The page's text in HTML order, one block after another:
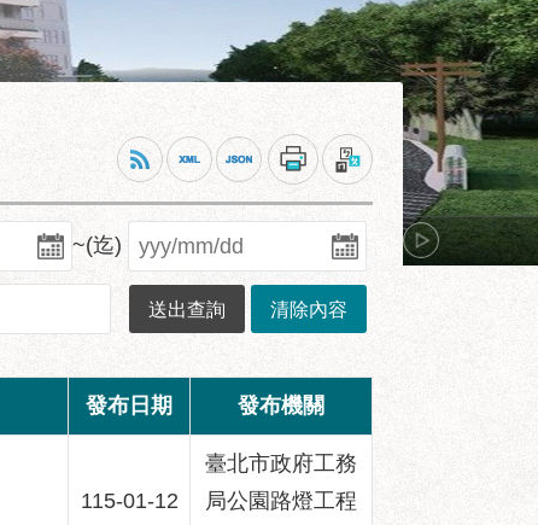
~(迄)
發布日期 發布機關
115-01-12
臺北市政府工務
局公園路燈工程